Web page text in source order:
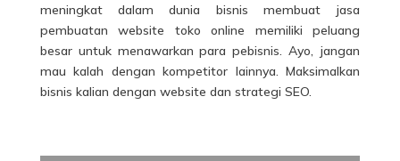
meningkat dalam dunia bisnis membuat jasa
pembuatan website toko online memiliki peluang
besar untuk menawarkan para pebisnis. Ayo, jangan
mau kalah dengan kompetitor lainnya. Maksimalkan
bisnis kalian dengan website dan strategi SEO.